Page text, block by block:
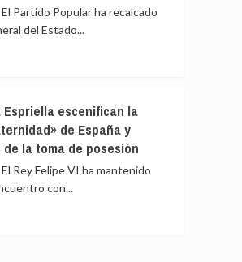
Partido Popular ha recalcado
del Estado...
Espriella escenifican la
de España y
la toma de posesión
Rey Felipe VI ha mantenido
con...